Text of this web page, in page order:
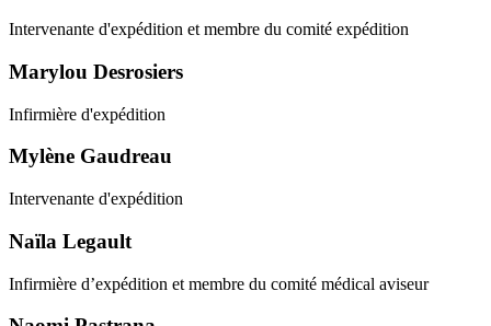
Intervenante d'expédition et membre du comité expédition
Marylou Desrosiers
Infirmière d'expédition
Mylène Gaudreau
Intervenante d'expédition
Naïla Legault
Infirmière d’expédition et membre du comité médical aviseur